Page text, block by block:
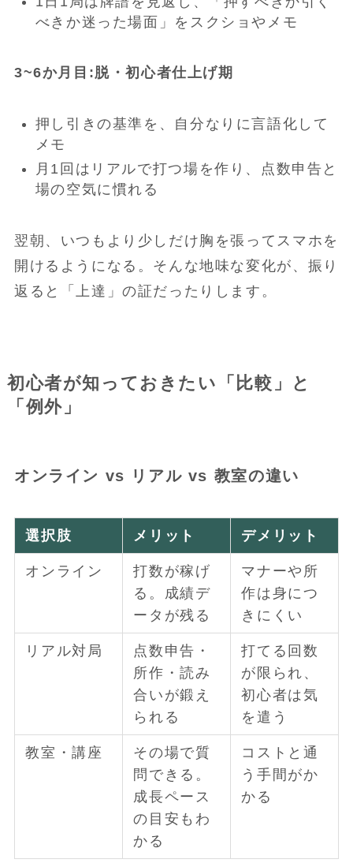
べきか迷った場面」をスクショやメモ
3~6か月目:脱・初心者仕上げ期
押し引きの基準を、自分なりに言語化して
メモ
月1回はリアルで打つ場を作り、点数申告と
場の空気に慣れる
翌朝、いつもより少しだけ胸を張ってスマホを
開けるようになる。そんな地味な変化が、振り
返ると「上達」の証だったりします。
初心者が知っておきたい「比較」と
「例外」
オンライン vs リアル vs 教室の違い
選択肢 メリット デメリット
オンライン
打数が稼げ
る。成績デ
ータが残る
マナーや所
作は身につ
きにくい
リアル対局
点数申告・
所作・読み
合いが鍛え
られる
打てる回数
が限られ、
初心者は気
を遣う
教室・講座
その場で質
問できる。
成長ペース
の目安もわ
かる
コストと通
う手間がか
かる